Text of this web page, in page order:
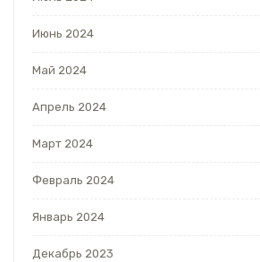
Июнь 2024
Май 2024
Апрель 2024
Март 2024
Февраль 2024
Январь 2024
Декабрь 2023